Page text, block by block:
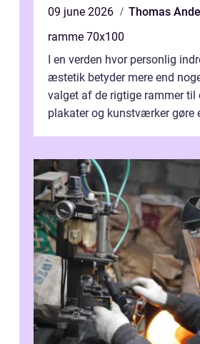
09 june 2026
Thomas
ramme 70x100
I en verden hvor personlig
æstetik betyder mere end
valget af de rigtige rammer til
plakater og kunstværker gøre